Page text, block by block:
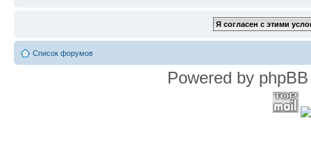
Список форумов
Powered by